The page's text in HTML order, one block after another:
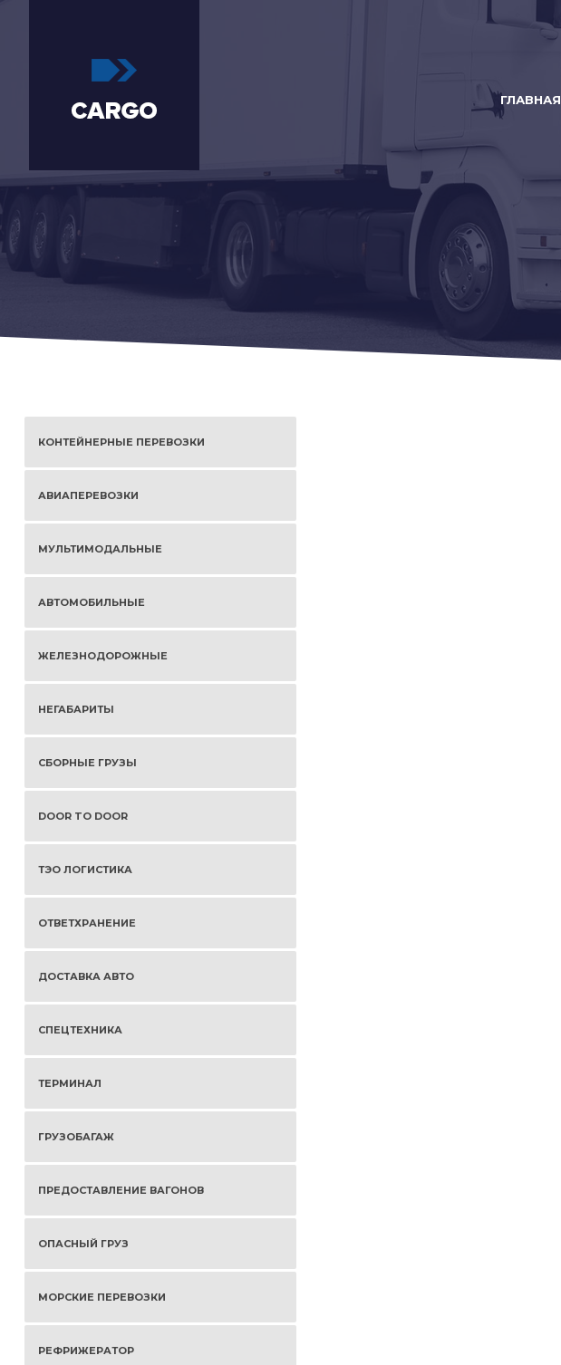
ГЛАВНАЯ
КОНТЕЙНЕРНЫЕ ПЕРЕВОЗКИ
АВИАПЕРЕВОЗКИ
МУЛЬТИМОДАЛЬНЫЕ
АВТОМОБИЛЬНЫЕ
ЖЕЛЕЗНОДОРОЖНЫЕ
НЕГАБАРИТЫ
СБОРНЫЕ ГРУЗЫ
DOOR TO DOOR
ТЭО ЛОГИСТИКА
ОТВЕТХРАНЕНИЕ
ДОСТАВКА АВТО
СПЕЦТЕХНИКА
ТЕРМИНАЛ
ГРУЗОБАГАЖ
ПРЕДОСТАВЛЕНИЕ ВАГОНОВ
ОПАСНЫЙ ГРУЗ
МОРСКИЕ ПЕРЕВОЗКИ
РЕФРИЖЕРАТОР